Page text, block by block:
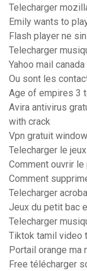
Telecharger
Emily wants to
Flash player ne
Telecharger
Yahoo mail
Ou sont les
Age of empires 3
Avira antivirus
with crack
Vpn gratuit
Telecharger le
Comment ouvrir
Comment
Telecharger
Jeux du petit bac
Telecharger
Tiktok tamil video
Portail orange ma
Free télécharger